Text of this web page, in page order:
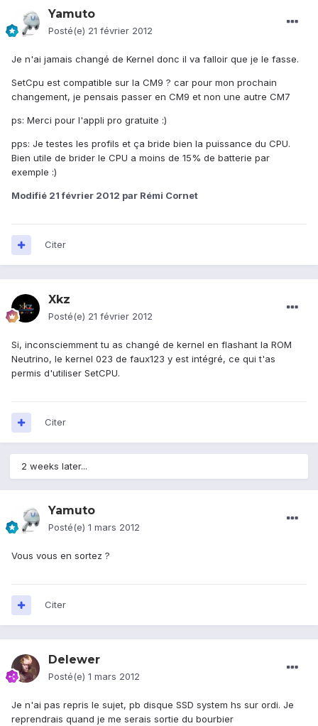
Yamuto
Posté(e) 21 février 2012
Je n'ai jamais changé de Kernel donc il va falloir que je le fasse.
SetCpu est compatible sur la CM9 ? car pour mon prochain
changement, je pensais passer en CM9 et non une autre CM7
ps: Merci pour l'appli pro gratuite :)
pps: Je testes les profils et ça bride bien la puissance du CPU.
Bien utile de brider le CPU a moins de 15% de batterie par
exemple :)
Modifié 21 février 2012 par Rémi Cornet
Citer
Xkz
Posté(e) 21 février 2012
Si, inconsciemment tu as changé de kernel en flashant la ROM
Neutrino, le kernel 023 de faux123 y est intégré, ce qui t'as
permis d'utiliser SetCPU.
Citer
2 weeks later...
Yamuto
Posté(e) 1 mars 2012
Vous vous en sortez ?
Citer
Delewer
Posté(e) 1 mars 2012
Je n'ai pas repris le sujet, pb disque SSD system hs sur ordi. Je
reprendrais quand je me serais sortie du bourbier